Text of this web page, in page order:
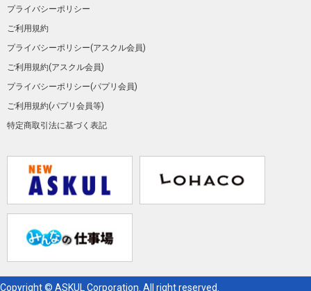
プライバシーポリシー
ご利用規約
プライバシーポリシー(アスクル会員)
ご利用規約(アスクル会員)
プライバシーポリシー(パプリ会員)
ご利用規約(パプリ会員等)
特定商取引法に基づく表記
Copyright © ASKUL Corporation. All right reserved.